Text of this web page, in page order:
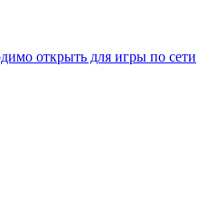
открыть для игры по сети